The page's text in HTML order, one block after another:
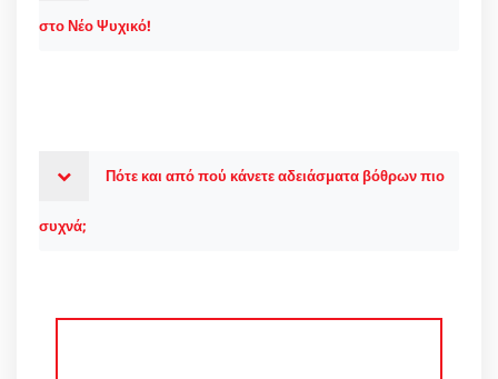
στο Νέο Ψυχικό!
Πότε και από πού κάνετε αδειάσματα βόθρων πιο
συχνά;